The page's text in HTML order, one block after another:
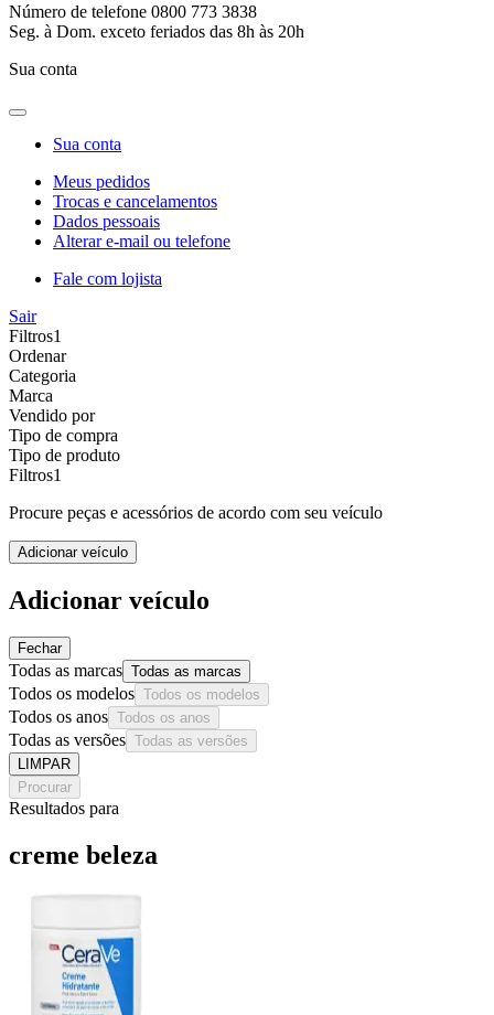
Número de telefone 0800 773 3838
Seg. à Dom. exceto feriados das 8h às 20h
Sua conta
Sua conta
Meus pedidos
Trocas e cancelamentos
Dados pessoais
Alterar e-mail ou telefone
Fale com lojista
Sair
Filtros1
Ordenar
Categoria
Marca
Vendido por
Tipo de compra
Tipo de produto
Filtros1
Procure peças e acessórios de acordo com seu veículo
Adicionar veículo
Adicionar veículo
Fechar
Todas as marcas Todas as marcas
Todos os modelos Todos os modelos
Todos os anos Todos os anos
Todas as versões Todas as versões
LIMPAR
Procurar
Resultados para
creme beleza